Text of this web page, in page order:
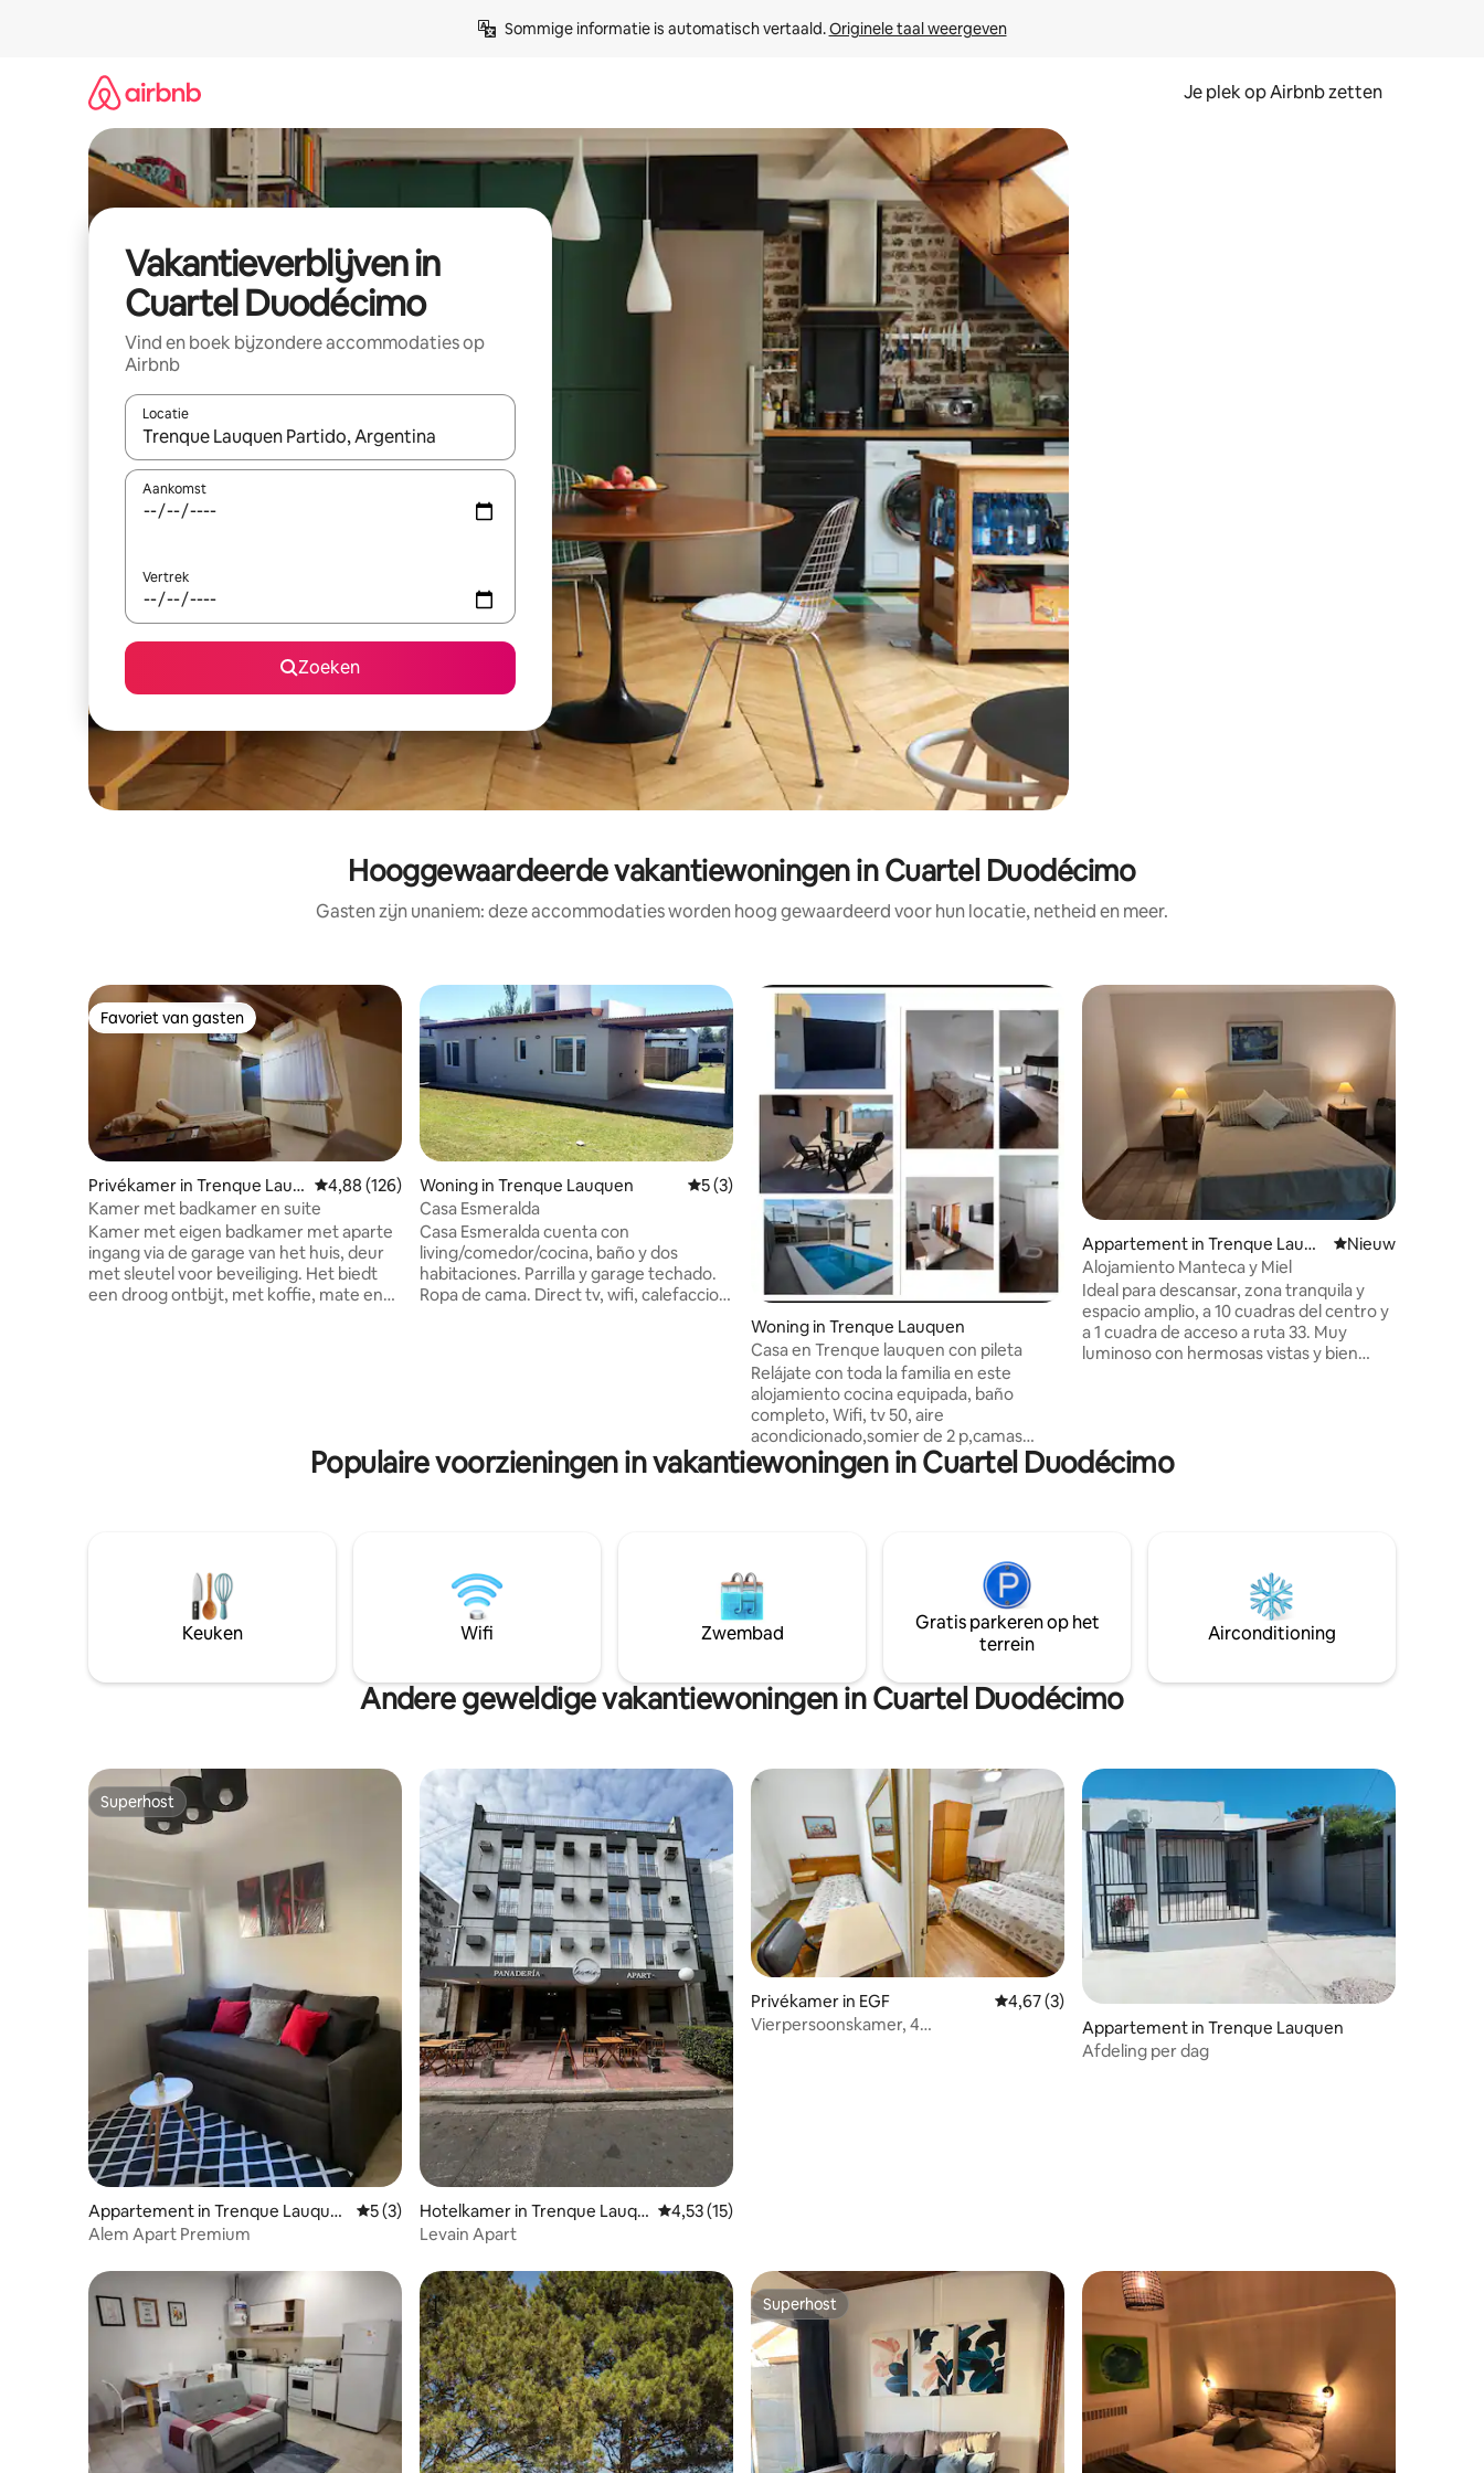
Sommige informatie is automatisch vertaald. Originele taal weergeven
Je plek op Airbnb zetten
Vakantieverblijven in
Cuartel Duodécimo
Vind en boek bijzondere accommodaties op
Airbnb
Locatie
Wanneer er resultaten beschikbaar zijn, maak je een keuze met je de pijltjestoetsen omhoog en omlaag, óf door te tikken of swipen.
Aankomst
Vertrek
Zoeken
Hooggewaardeerde vakantiewoningen in Cuartel Duodécimo
Gasten zijn unaniem: deze accommodaties worden hoog gewaardeerd voor hun locatie, netheid en meer.
Favoriet van gasten
Favoriet van gasten
Privékamer in Trenque Lauq
uen
Gemiddelde beoordeling van 4,88 op 5, 126 recensies
4,88 (126)
Kamer met badkamer en suite
Kamer met eigen badkamer met aparte
ingang via de garage van het huis, deur
met sleutel voor beveiliging. Het biedt
een droog ontbijt, met koffie, mate en
Woning in Trenque Lauquen Gemiddelde beoordeling van 5 op 5, 3 recensies
5 (3)
Casa Esmeralda
Casa Esmeralda cuenta con
living/comedor/cocina, baño y dos
habitaciones. Parrilla y garage techado.
Ropa de cama. Direct tv, wifi, calefaccion,
Woning in Trenque Lauquen
Casa en Trenque lauquen con pileta
Relájate con toda la familia en este
alojamiento cocina equipada, baño
completo, Wifi, tv 50, aire
acondicionado,somier de 2 p,camas
cucheta de 1p. Ropa blanca.Entrada para
vehículo,patio,parrilla y pileta. Galeria
Appartement in Trenque Lauqu
en
Nieuwe
Nieuw
Alojamiento Manteca y Miel
Ideal para descansar, zona tranquila y
espacio amplio, a 10 cuadras del centro y
a 1 cuadra de acceso a ruta 33. Muy
luminoso con hermosas vistas y bien
Populaire voorzieningen in vakantiewoningen in Cuartel Duodécimo
Keuken Wifi Zwembad
Gratis parkeren op het
terrein
Airconditioning
Andere geweldige vakantiewoningen in Cuartel Duodécimo
Superhost
Superhost
Appartement in Trenque Lauque
n
Gemiddelde beoordeling van 5 op 5, 3 recensies
5 (3)
Alem Apart Premium
Hotelkamer in Trenque Lauqu
en
Gemiddelde beoordeling van 4,53 op 5, 15 recensies
4,53 (15)
Levain Apart
Privékamer in EGF Gemiddelde beoordeling van 4,67 op 5, 3 recensies
4,67 (3)
Vierpersoonskamer, 4
Appartement in Trenque Lauquen
Afdeling per dag
Superhost
Superhost